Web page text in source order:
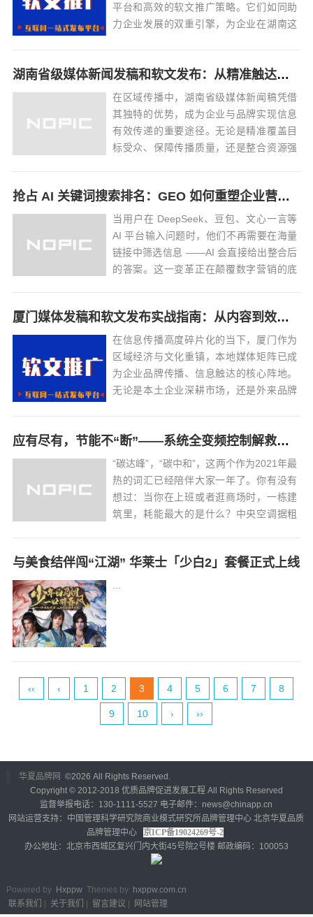
平台和高效的软文推广策略。它们如同助
力企业发展的双重引擎，为企业在湖南这
并存政务类平台：官方声音的传递者• 湖南
省人民政府门户网站：作为湖南省政府...
湖南省级媒体新闻发稿和软文发布：从精准触达到高效落地全流程
在区域传播中，湖南省级媒体新闻稿凭借
其独特的优势，成为企业与品牌实现信息
有效传递的重要途径。无论是精准覆盖目
标受众、保障传播质量，还是整合资源强
传播基础湖南省级主流媒体阵容强大，
《湖南日报》《湖南卫视》《红网》《华
声在线》以及新...
抢占 AI 关键词搜索排名：GEO 如何重塑企业营销新逻辑
当用户在 DeepSeek、豆包、文心一言等
AI 平台输入问题时，他们不再需要在海量
链接中筛选信息 ——AI 会直接给出整合后
的答案。这一变革正在颠覆数字营销的底
厦门媒体发稿和软文发布实战指南：从内容到效果的完美转化
在信息传播高度碎片化的当下，厦门作为
区域经济与文化重镇，本地媒体矩阵已成
为企业品牌传播、信息触达的核心阵地。
无论是本土企业深耕市场，还是外来品牌
厦门媒体发稿的核心要点，从内容创作到
投放执行，再到效果优化，形成一套可落
地的实战指南...
应有尽有，节能不“断”——系统全变频控制解救中央空调能耗大户
“碳达峰”，“碳中和”，这两个作为2021年最
热的词汇已经陪伴大家一年了。你有没有
想过：当你在上班或者逛商场时，一栋建
筑里，耗能最大的是什么？中央空调据粗
为碳中和目标的重要工作。关于暖通空调
与美食结伴闯“江湖” 华莱士「少白2」套餐正式上线
‹‹ ‹ 1 2 3 4 5 6 7 8
9 10 › ››
华夏品牌网 ©2026 All Rights Reserved.
Copyright © 2012-2018 优质品牌促进发展工程 All Rights Reserved
监督举报电话：130-1111-5527 电子邮件：news@chinapp.cn
网站运营支持：中国管理科学研究院商业模式研究所品牌管理中心 北京华夏品质
品牌管理中心
京ICP备19024269号-2
办公地址：北京市西城区复兴门内大街45号院2号楼 邮政编码：100053
Powered by Hxppw Themes by hxppw.com.cn
联系我们
| 关于我们 | 留言建议 | 网站管理